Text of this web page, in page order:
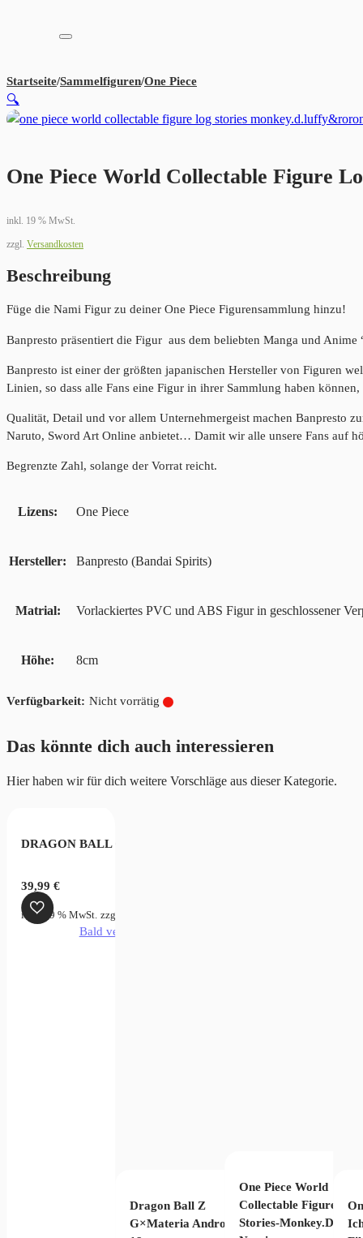
Startseite/Sammelfiguren/One Piece
One Piece World Collectable Figure
inkl. 19 % MwSt.
zzgl. Versandkosten
Beschreibung
Füge die Nami Figur zu deiner One Piece Figurensammlung hinzu!
Banpresto präsentiert die Figur aus dem beliebten Manga und
Banpresto ist einer der größten japanischen Hersteller von Figuren
Linien, so dass alle Fans eine Figur in ihrer Sammlung haben
Qualität, Detail und vor allem Unternehmergeist machen Banpresto
Naruto, Sword Art Online anbietet… Damit wir alle unsere Fans auf
Begrenzte Zahl, solange der Vorrat reicht.
Lizens One Piece
Hersteller Banpresto (Bandai Spirits)
Matrial Vorlackiertes PVC und ABS Figur in geschlossener
Höhe 8cm
Nicht vorrätig
🔍
Das könnte dich auch interessieren
Hier haben wir für dich weitere Vorschläge aus dieser Kategorie.
Zeff
Versandkosten Produkt enthält: 8
DRAGON BALL GT SOLID EDGE WORKS SUPER SAIYAN
39,99€
inkl. 19 % MwSt. zzgl.
Bald verfügbar
Dragon Ball Z
G×Materia Android
One Piece World
Collectable Figure Log
Stories-